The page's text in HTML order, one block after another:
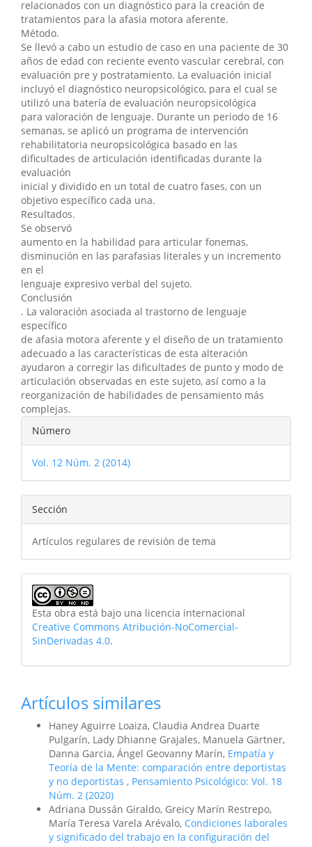
relacionados con un diagnóstico para la creación de
tratamientos para la afasia motora aferente.
Método.
Se llevó a cabo un estudio de caso en una paciente de 30
años de edad con reciente evento vascular cerebral, con
evaluación pre y postratamiento. La evaluación inicial
incluyó el diagnóstico neuropsicológico, para el cual se
utilizó una batería de evaluación neuropsicológica
para valoración de lenguaje. Durante un periodo de 16
semanas, se aplicó un programa de intervención
rehabilitatoria neuropsicológica basado en las
dificultades de articulación identificadas durante la
evaluación
inicial y dividido en un total de cuatro fases, con un
objetivo específico cada una.
Resultados.
Se observó
aumento en la habilidad para articular fonemas,
disminución en las parafasias literales y un incremento
en el
lenguaje expresivo verbal del sujeto.
Conclusión
. La valoración asociada al trastorno de lenguaje
específico
de afasia motora aferente y el diseño de un tratamiento
adecuado a las características de esta alteración
ayudaron a corregir las dificultades de punto y modo de
articulación observadas en este sujeto, así como a la
reorganización de habilidades de pensamiento más
complejas.
Detalles
del
artículo
Número
Vol. 12 Núm. 2 (2014)
Sección
Artículos regulares de revisión de tema
Esta obra está bajo una licencia internacional
Creative Commons Atribución-NoComercial-
SinDerivadas 4.0.
Artículos similares
Haney Aguirre Loaiza, Claudia Andrea Duarte
Pulgarín, Lady Dhianne Grajales, Manuela Gärtner,
Danna Garcia, Ángel Geovanny Marín, Empatía y
Teoría de la Mente: comparación entre deportistas
y no deportistas , Pensamiento Psicológico: Vol. 18
Núm. 2 (2020)
Adriana Dussán Giraldo, Greicy Marín Restrepo,
María Teresa Varela Arévalo, Condiciones laborales
y significado del trabajo en la configuración del